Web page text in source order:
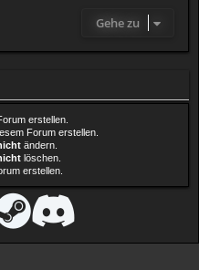
Gehe zu
erstellen.
Forum erstellen.
ändern.
löschen.
erstellen.
D
i